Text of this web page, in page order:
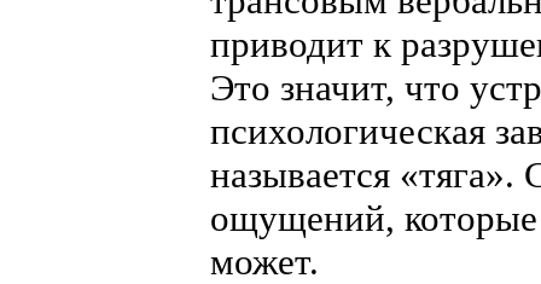
приводит к
Это значит, что
психологическая
называется
ощущений, которые
может.